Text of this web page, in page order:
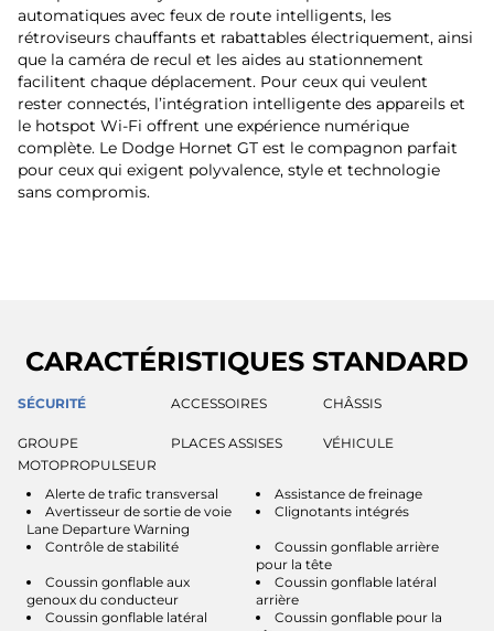
automatiques avec feux de route intelligents, les
rétroviseurs chauffants et rabattables électriquement, ainsi
que la caméra de recul et les aides au stationnement
facilitent chaque déplacement. Pour ceux qui veulent
rester connectés, l’intégration intelligente des appareils et
le hotspot Wi-Fi offrent une expérience numérique
complète. Le Dodge Hornet GT est le compagnon parfait
pour ceux qui exigent polyvalence, style et technologie
sans compromis.
CARACTÉRISTIQUES STANDARD
SÉCURITÉ ACCESSOIRES CHÂSSIS
GROUPE
MOTOPROPULSEUR
PLACES ASSISES VÉHICULE
Alerte de trafic transversal
Assistance de freinage
Avertisseur de sortie de voie
Lane Departure Warning
Clignotants intégrés
Contrôle de stabilité
Coussin gonflable arrière
pour la tête
Coussin gonflable aux
genoux du conducteur
Coussin gonflable latéral
arrière
Coussin gonflable latéral
Coussin gonflable pour la